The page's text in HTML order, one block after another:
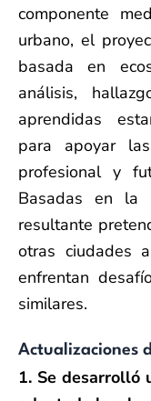
componente
urbano, el
basada en
análisis,
aprendidas
para apoyar
profesional y
Basadas en la
resultante
otras ciudades
enfrentan
similares.
Actualizaciones
1. Se desarrolló